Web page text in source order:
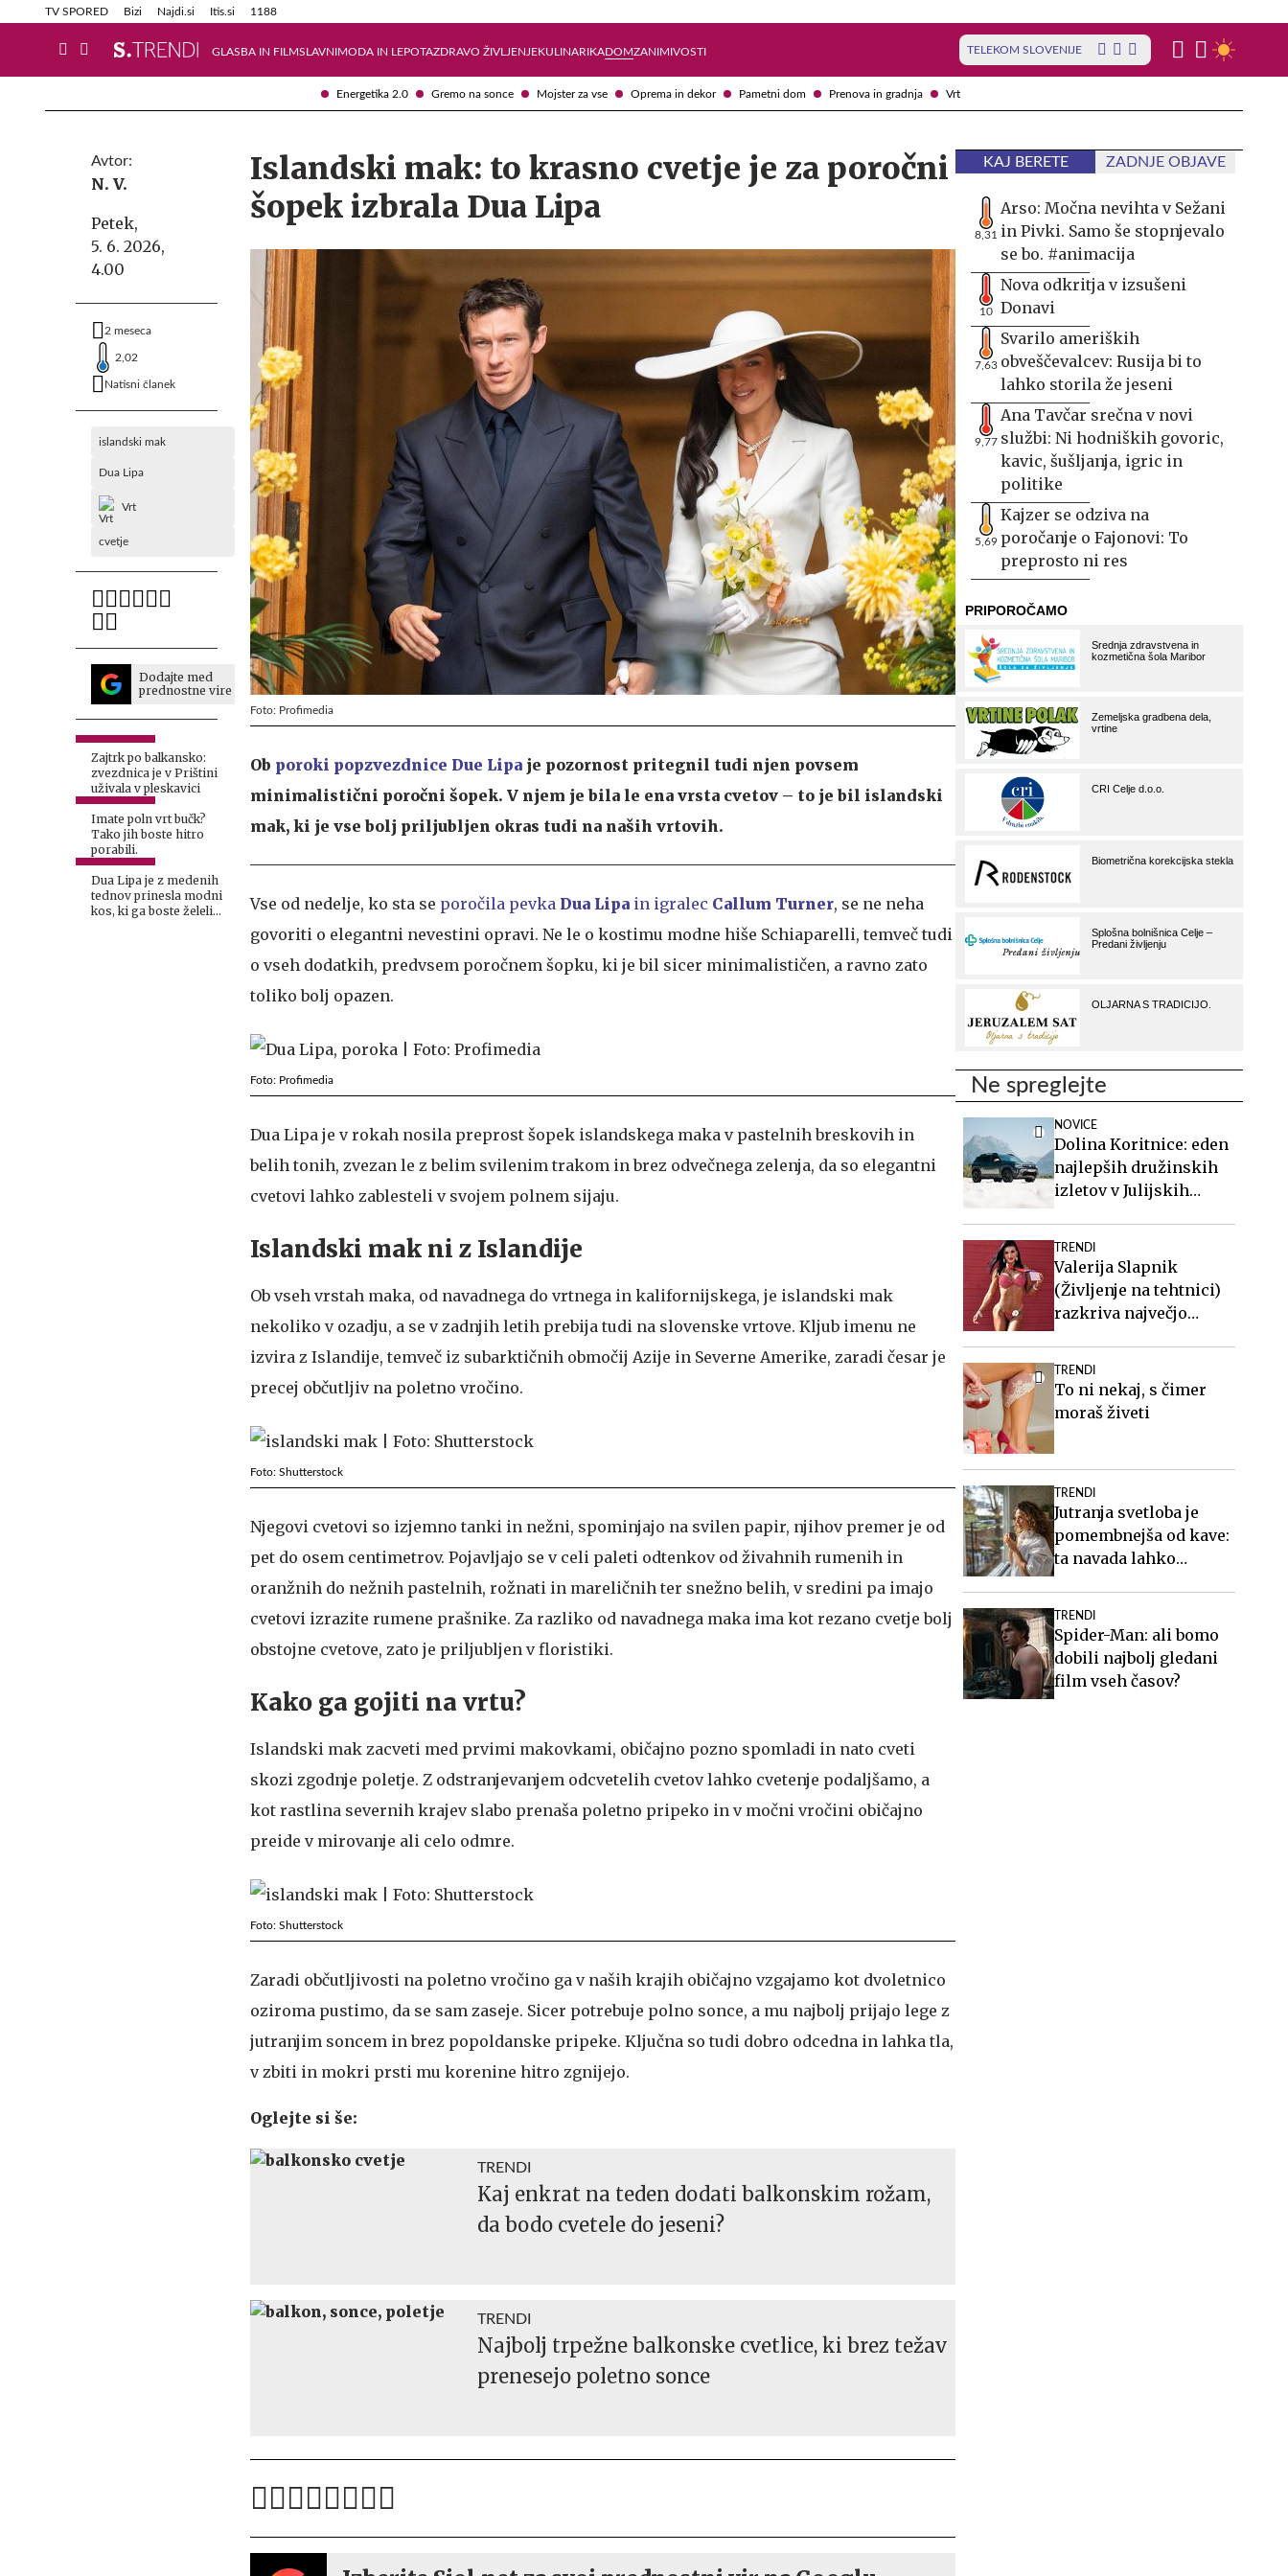
Energetika 2.0 Gremo na sonce Mojster za vse Oprema in dekor Pametni dom Prenova in gradnja Vrt
TV SPORED Bizi Najdi.si Itis.si 1188
GLASBA IN FILMSLAVNIMODA IN LEPOTAZDRAVO ŽIVLJENJEKULINARIKADOMZANIMIVOSTI TELEKOM SLOVENIJE
Info in obvestila Tehnik
Avtor:
N. V.
Petek,
5. 6. 2026,
4.00
2 meseca
2,02
Natisni članek
islandski mak
Dua Lipa
Vrt
cvetje
Dodajte med
prednostne vire
Zajtrk po balkansko:
zvezdnica je v Prištini
uživala v pleskavici
Imate poln vrt bučk?
Tako jih boste hitro
porabili.
Dua Lipa je z medenih
tednov prinesla modni
kos, ki ga boste želeli
Islandski mak: to krasno cvetje je za poročni
šopek izbrala Dua Lipa
Foto: Profimedia
Ob poroki popzvezdnice Due Lipa je pozornost pritegnil tudi njen povsem
minimalistični poročni šopek. V njem je bila le ena vrsta cvetov – to je bil islandski
mak, ki je vse bolj priljubljen okras tudi na naših vrtovih.
Vse od nedelje, ko sta se poročila pevka Dua Lipa in igralec Callum Turner, se ne neha
govoriti o elegantni nevestini opravi. Ne le o kostimu modne hiše Schiaparelli, temveč tudi
o vseh dodatkih, predvsem poročnem šopku, ki je bil sicer minimalističen, a ravno zato
toliko bolj opazen.
Foto: Profimedia
Dua Lipa je v rokah nosila preprost šopek islandskega maka v pastelnih breskovih in
belih tonih, zvezan le z belim svilenim trakom in brez odvečnega zelenja, da so elegantni
cvetovi lahko zablesteli v svojem polnem sijaju.
Islandski mak ni z Islandije
Ob vseh vrstah maka, od navadnega do vrtnega in kalifornijskega, je islandski mak
nekoliko v ozadju, a se v zadnjih letih prebija tudi na slovenske vrtove. Kljub imenu ne
izvira z Islandije, temveč iz subarktičnih območij Azije in Severne Amerike, zaradi česar je
precej občutljiv na poletno vročino.
Foto: Shutterstock
Njegovi cvetovi so izjemno tanki in nežni, spominjajo na svilen papir, njihov premer je od
pet do osem centimetrov. Pojavljajo se v celi paleti odtenkov od živahnih rumenih in
oranžnih do nežnih pastelnih, rožnati in mareličnih ter snežno belih, v sredini pa imajo
cvetovi izrazite rumene prašnike. Za razliko od navadnega maka ima kot rezano cvetje bolj
obstojne cvetove, zato je priljubljen v floristiki.
Kako ga gojiti na vrtu?
Islandski mak zacveti med prvimi makovkami, običajno pozno spomladi in nato cveti
skozi zgodnje poletje. Z odstranjevanjem odcvetelih cvetov lahko cvetenje podaljšamo, a
kot rastlina severnih krajev slabo prenaša poletno pripeko in v močni vročini običajno
preide v mirovanje ali celo odmre.
Foto: Shutterstock
Zaradi občutljivosti na poletno vročino ga v naših krajih običajno vzgajamo kot dvoletnico
oziroma pustimo, da se sam zaseje. Sicer potrebuje polno sonce, a mu najbolj prijajo lege z
jutranjim soncem in brez popoldanske pripeke. Ključna so tudi dobro odcedna in lahka tla,
v zbiti in mokri prsti mu korenine hitro zgnijejo.
Oglejte si še:
TRENDI
Kaj enkrat na teden dodati balkonskim rožam,
da bodo cvetele do jeseni?
TRENDI
Najbolj trpežne balkonske cvetlice, ki brez težav
prenesejo poletno sonce
KAJ BERETE ZADNJE OBJAVE
8,31
Arso: Močna nevihta v Sežani
in Pivki. Samo še stopnjevalo
se bo. #animacija
10
Nova odkritja v izsušeni
Donavi
7,63
Svarilo ameriških
obveščevalcev: Rusija bi to
lahko storila že jeseni
9,77
Ana Tavčar srečna v novi
službi: Ni hodniških govoric,
kavic, šušljanja, igric in
politike
5,69
Kajzer se odziva na
poročanje o Fajonovi: To
preprosto ni res
Ne spreglejte
NOVICE
Dolina Koritnice: eden
najlepših družinskih
izletov v Julijskih
TRENDI
Valerija Slapnik
(Življenje na tehtnici)
razkriva največjo
TRENDI
To ni nekaj, s čimer
moraš živeti
TRENDI
Jutranja svetloba je
pomembnejša od kave:
ta navada lahko
TRENDI
Spider-Man: ali bomo
dobili najbolj gledani
film vseh časov?